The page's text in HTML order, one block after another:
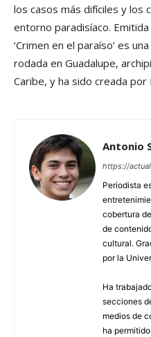
los casos más difíciles y los
entorno paradisíaco.
‘Crimen en el paraíso’ es
rodada en Guadalupe,
Caribe, y ha sido creada
Antonio
https://
Periodista
cobertura
de
cultural.
por la
Ha
secciones
medios de
ha